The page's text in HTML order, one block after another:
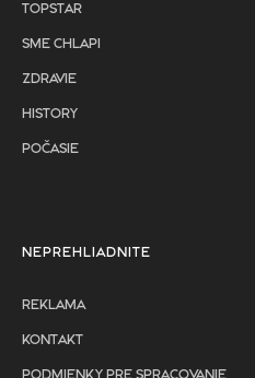
TOPSTAR
SME CHLAPI
ZDRAVIE
HISTORY
POČASIE
NEPREHLIADNITE
REKLAMA
KONTAKT
PODMIENKY PRE SPRACOVANIE